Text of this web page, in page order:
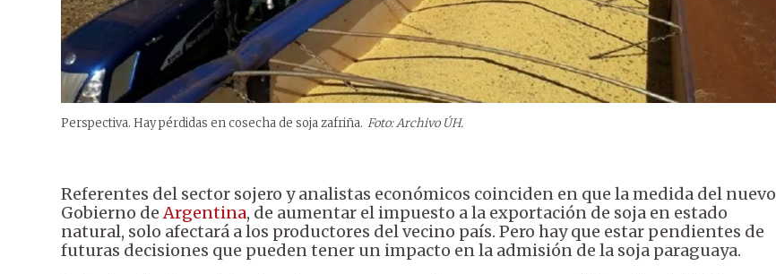
Perspectiva. Hay pérdidas en cosecha de soja zafriña. Foto: Archivo ÚH.
Referentes del sector sojero y analistas económicos coinciden en que la medida del nuevo
Gobierno deArgentina, de aumentar el impuesto a la exportación de soja en estado
natural, solo afectará a los productores del vecino país. Pero hay que estar pendientes de
futuras decisiones que pueden tener un impacto en la admisión de la soja paraguaya.